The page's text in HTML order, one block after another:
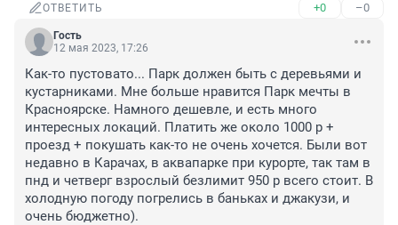
ОТВЕТИТЬ +0 –0
Гость
12 мая 2023, 17:26
Как-то пустовато... Парк должен быть с деревьями и
кустарниками. Мне больше нравится Парк мечты в
Красноярске. Намного дешевле, и есть много
интересных локаций. Платить же около 1000 р +
проезд + покушать как-то не очень хочется. Были вот
недавно в Карачах, в аквапарке при курорте, так там в
пнд и четверг взрослый безлимит 950 р всего стоит. В
холодную погоду погрелись в баньках и джакузи, и
очень бюджетно).